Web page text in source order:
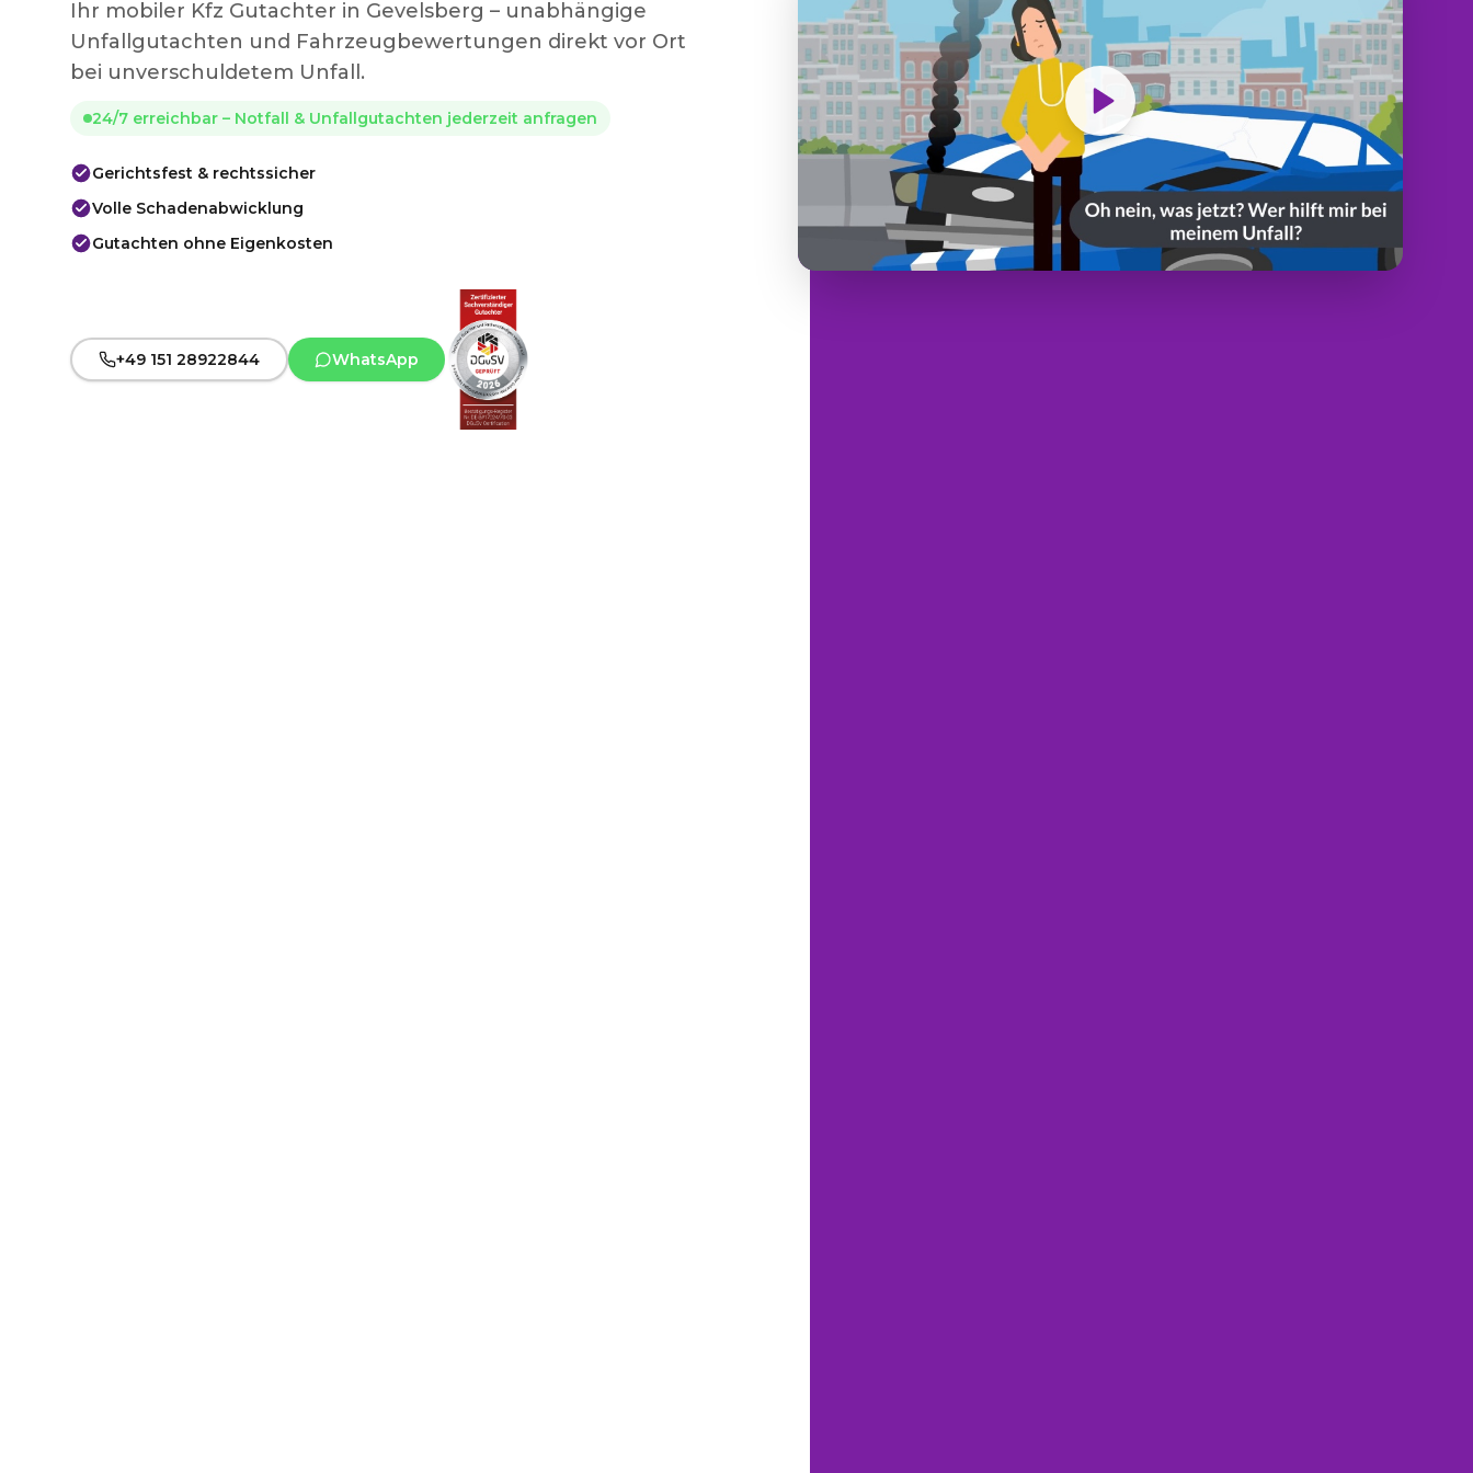
Ihr mobiler Kfz Gutachter in Gevelsberg – unabhängige
Unfallgutachten und Fahrzeugbewertungen direkt vor Ort
bei unverschuldetem Unfall.
24/7 erreichbar – Notfall & Unfallgutachten jederzeit anfragen
Gerichtsfest & rechtssicher
Volle Schadenabwicklung
Gutachten ohne Eigenkosten
+49 151 28922844 WhatsApp